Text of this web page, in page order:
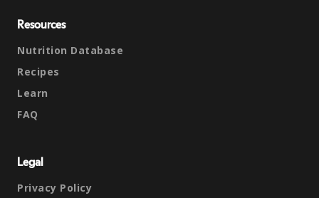
Resources
Nutrition Database
Recipes
Learn
FAQ
Legal
Privacy Policy